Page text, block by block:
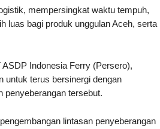
mempersingkat waktu tempuh,
luas bagi produk unggulan Aceh, serta
Indonesia Ferry (Persero),
untuk terus bersinergi dengan
penyeberangan tersebut.
lintasan penyeberangan